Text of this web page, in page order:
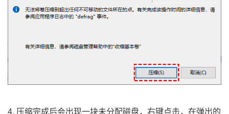
4. 压缩完成后会出现一块未分配磁盘，右键点击，在弹出的